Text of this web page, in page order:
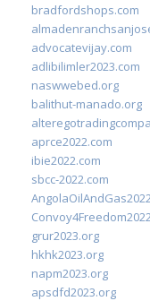
bradfordshops.com
advocatevijay.com
adlibilimler2023.com
naswwebed.org
balithut-manado.org
aprce2022.com
ibie2022.com
sbcc-2022.com
grur2023.org
hkhk2023.org
napm2023.org
apsdfd2023.org